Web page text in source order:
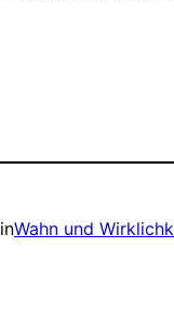
inWahn und